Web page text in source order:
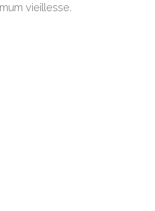
vieillesse.